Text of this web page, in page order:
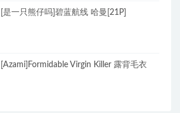
[是一只熊仔吗]碧蓝航线 哈曼[21P]
[Azami]Formidable Virgin Killer 露背毛衣